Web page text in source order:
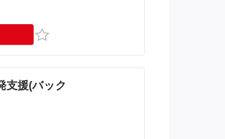
お気に入り
支援(バック